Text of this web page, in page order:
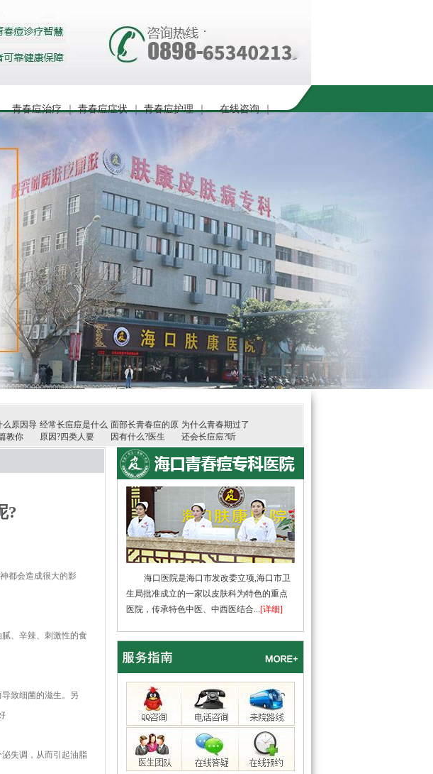
青春痘治疗｜青春痘症状｜青春痘护理｜在线咨询｜
么原因导
教你
经常长痘痘是什么
原因?四类人要
面部长青春痘的原
因有什么?医生
为什么青春期过了
还会长痘痘?听
?
都会造成很大的影
、辛辣、刺激性的食
致细菌的滋生。另
失调，从而引起油脂
海口医院是海口市发改委立项,海口市卫
生局批准成立的一家以皮肤科为特色的重点
医院，传承特色中医、中西医结合...[详细]